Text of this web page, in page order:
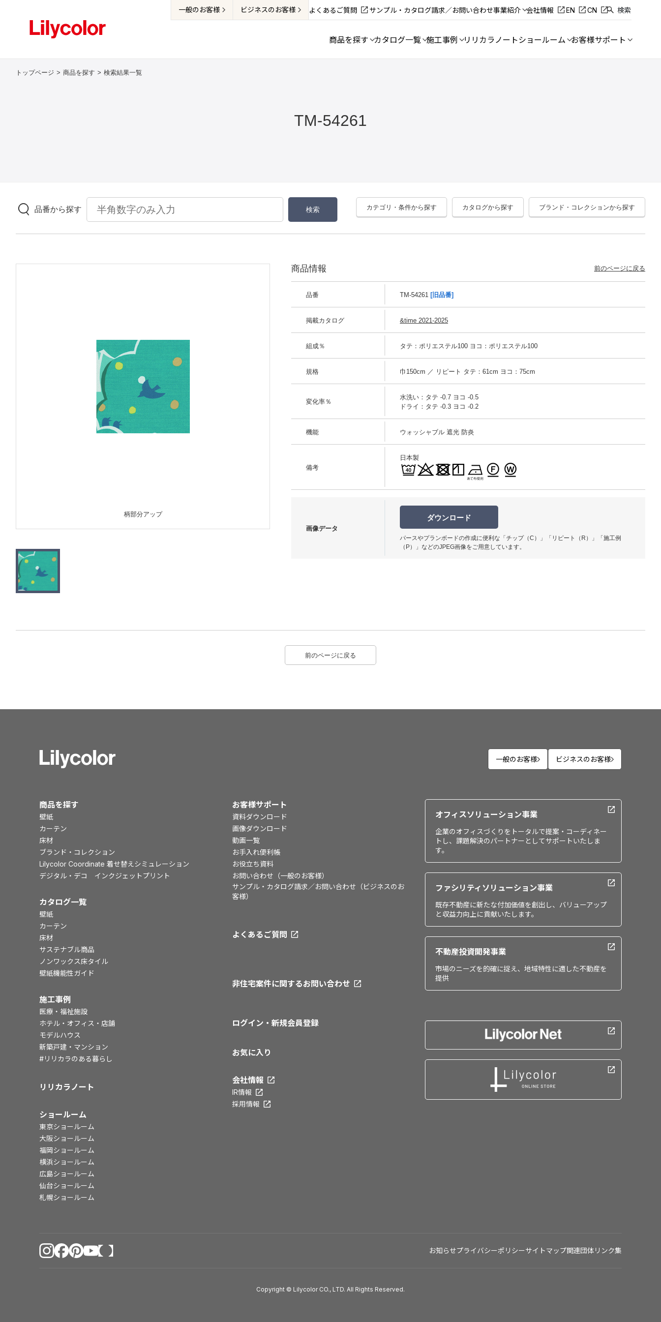
一般のお客様 ビジネスのお客様 よくあるご質問 サンプル・カタログ請求／お問い合わせ事業紹介 会社情報 EN CN 検索
商品を探す カタログ一覧 施工事例 リリカラノートショールーム お客様サポート
トップページ 商品を探す 検索結果一覧
TM-54261
品番から探す カテゴリ・条件から探す カタログから探す ブランド・コレクションから探す
柄部分アップ
商品情報 前のページに戻る
品番 TM-54261 [旧品番]
掲載カタログ &time 2021-2025
組成％ タテ：ポリエステル100 ヨコ：ポリエステル100
規格 巾150cm ／ リピート タテ：61cm ヨコ：75cm
変化率％
水洗い：タテ -0.7 ヨコ -0.5
ドライ：タテ -0.3 ヨコ -0.2
機能 ウォッシャブル 遮光 防炎
備考
日本製
画像データ
ダウンロード
パースやプランボードの作成に便利な「チップ（C）」「リピート（R）」「施工例
（P）」などのJPEG画像をご用意しています。
前のページに戻る
一般のお客様 ビジネスのお客様
商品を探す
壁紙
カーテン
床材
ブランド・コレクション
Lilycolor Coordinate 着せ替えシミュレーション
デジタル・デコ インクジェットプリント
カタログ一覧
壁紙
カーテン
床材
サステナブル商品
ノンワックス床タイル
壁紙機能性ガイド
施工事例
医療・福祉施設
ホテル・オフィス・店舗
モデルハウス
新築戸建・マンション
#リリカラのある暮らし
リリカラノート
ショールーム
東京ショールーム
大阪ショールーム
福岡ショールーム
横浜ショールーム
広島ショールーム
仙台ショールーム
札幌ショールーム
お客様サポート
資料ダウンロード
画像ダウンロード
動画一覧
お手入れ便利帳
お役立ち資料
お問い合わせ（一般のお客様）
サンプル・カタログ請求／お問い合わせ（ビジネスのお
客様）
よくあるご質問
非住宅案件に関するお問い合わせ
ログイン・新規会員登録
お気に入り
会社情報
IR情報
採用情報
オフィスソリューション事業
企業のオフィスづくりをトータルで提案・コーディネー
トし、課題解決のパートナーとしてサポートいたしま
す。
ファシリティソリューション事業
既存不動産に新たな付加価値を創出し、バリューアップ
と収益力向上に貢献いたします。
不動産投資開発事業
市場のニーズを的確に捉え、地域特性に適した不動産を
提供
お知らせプライバシーポリシーサイトマップ関連団体リンク集
Copyright © Lilycolor CO., LTD. All Rights Reserved.